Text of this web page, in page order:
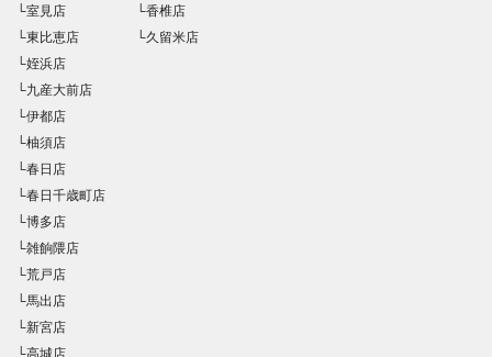
└室見店
└東比恵店
└姪浜店
└九産大前店
└伊都店
└柚須店
└春日店
└春日千歳町店
└博多店
└雑餉隈店
└荒戸店
└馬出店
└新宮店
└高城店
└香椎店
└久留米店